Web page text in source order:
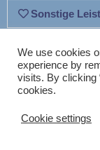
Sonstige
Neve | Präsentiert
We use cookies
experience by
visits. By clicking
cookies.
Cookie settings